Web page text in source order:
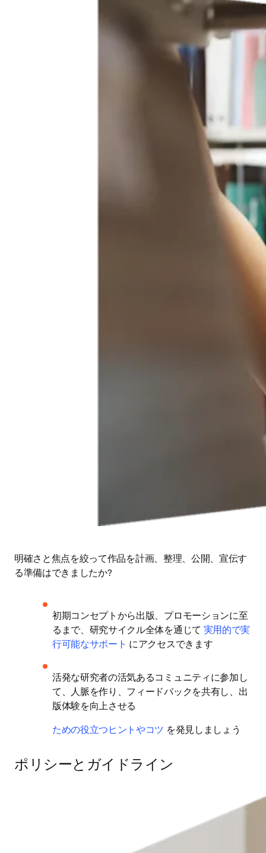
明確さと焦点を絞って作品を計画、整理、公開、宣伝す
る準備はできましたか?
初期コンセプトから出版、プロモーションに至
るまで、研究サイクル全体を通じて 実用的で実
行可能なサポート にアクセスできます
活発な研究者の活気あるコミュニティに参加し
て、人脈を作り、フィードバックを共有し、出
版体験を向上させる
ための役立つヒントやコツ を発見しましょう
ポリシーとガイドライン